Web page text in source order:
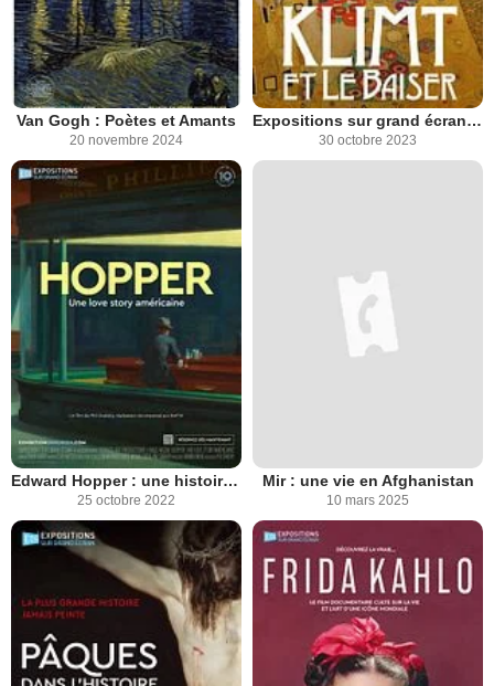
Van Gogh : Poètes et Amants
20 novembre 2024
Expositions sur grand écran: Klimt et Le Baiser
30 octobre 2023
Edward Hopper : une histoire américaine
25 octobre 2022
Mir : une vie en Afghanistan
10 mars 2025